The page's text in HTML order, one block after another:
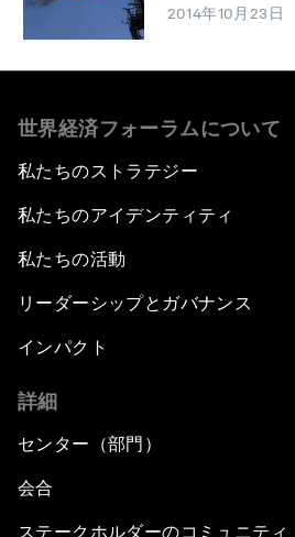
2014年10月23日
世界経済フォーラムについて
私たちのストラテジー
私たちのアイデンティティ
私たちの活動
リーダーシップとガバナンス
インパクト
詳細
センター（部門）
会合
ステークホルダーのコミュニティ